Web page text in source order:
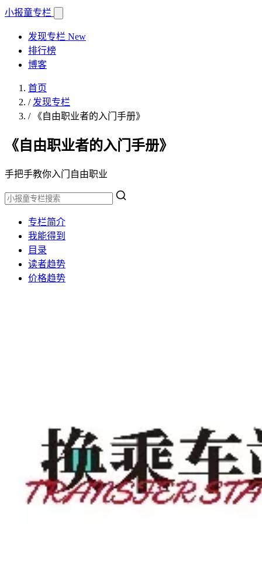
小报童专栏
发现专栏 New
排行榜
博客
首页
/ 发现专栏
/
《自由职业者的入门手册》
《自由职业者的入门手册》
手把手教你入门自由职业
专栏简介
我能得到
目录
读者趋势
价格趋势